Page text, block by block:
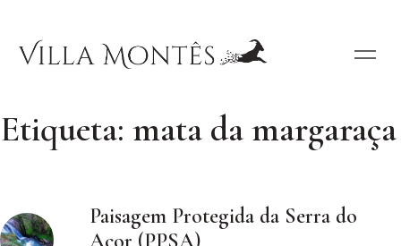
Etiqueta: mata da margaraça
Paisagem Protegida da Serra do